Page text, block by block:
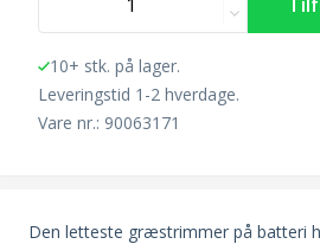
10+ stk. på lager.
Leveringstid 1-2 hverdage.
Vare nr.: 90063171
Den letteste græstrimmer på batteri